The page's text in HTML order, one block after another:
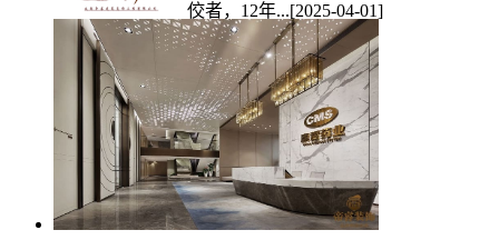
佼者，12年...[2025-04-01]